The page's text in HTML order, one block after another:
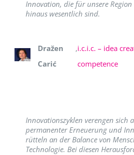
Innovation, die für unsere
hinaus wesentlich sind.
Dražen
Carić
,i.c.i.c. – idea
competence
Innovationszyklen verengen sich
permanenter Erneuerung und
rütteln an der Balance von
Technologie. Bei diesen